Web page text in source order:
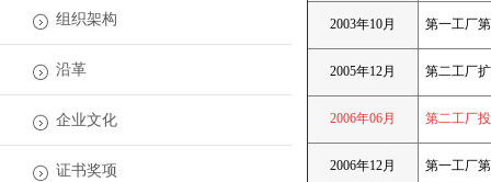
组织架构
沿革
企业文化
证书奖项
2003年10月 第一工厂
2005年12月 第二工厂
2006年06月 第二工厂
2006年12月 第一工厂